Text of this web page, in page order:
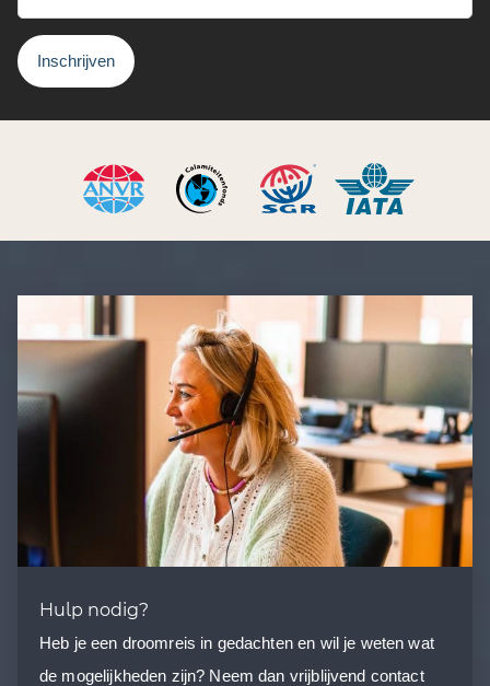
Inschrijven
Hulp nodig?
Heb je een droomreis in gedachten en wil je weten wat
de mogelijkheden zijn? Neem dan vrijblijvend contact